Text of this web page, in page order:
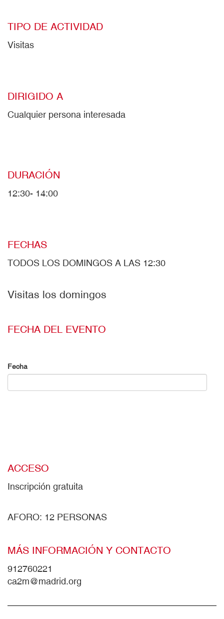
TIPO DE ACTIVIDAD
Visitas
DIRIGIDO A
Cualquier persona interesada
DURACIÓN
12:30- 14:00
FECHAS
TODOS LOS DOMINGOS A LAS 12:30
Visitas los domingos
FECHA DEL EVENTO
Fecha
ACCESO
Inscripción gratuita
AFORO: 12 PERSONAS
MÁS INFORMACIÓN Y CONTACTO
912760221
ca2m@madrid.org